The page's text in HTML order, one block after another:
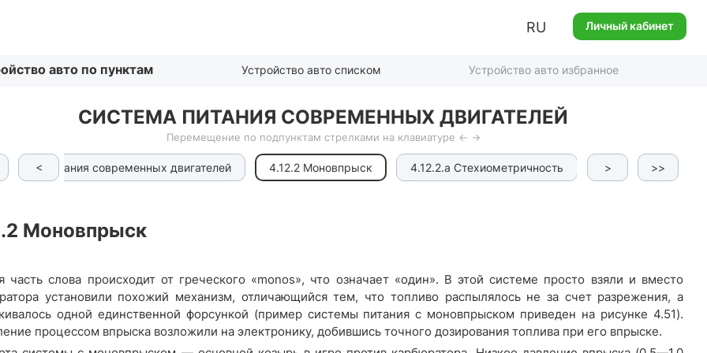
RU Личный кабинет
авто по пунктам Устройство авто списком Устройство авто избранное
СИСТЕМА ПИТАНИЯ СОВРЕМЕННЫХ ДВИГАТЕЛЕЙ
Перемещение по подпунктам стрелками на клавиатуре ← →
< питания современных двигателей 4.12.2 Моновпрыск 4.12.2.a Стехиометричность 4.12.2.b Датчики
>>
>
Моновпрыск
часть слова происходит от греческого «monos», что означает «один». В этой системе просто взяли и вместо
установили похожий механизм, отличающийся тем, что топливо распылялось не за счет разрежения, а
одной единственной форсункой (пример системы питания с моновпрыском приведен на рисунке 4.51).
процессом впрыска возложили на электронику, добившись точного дозирования топлива при его впрыске.